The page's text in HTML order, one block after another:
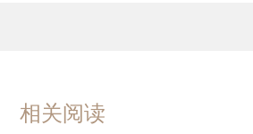
相关阅读